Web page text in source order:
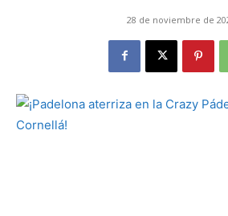
28 de noviembre de